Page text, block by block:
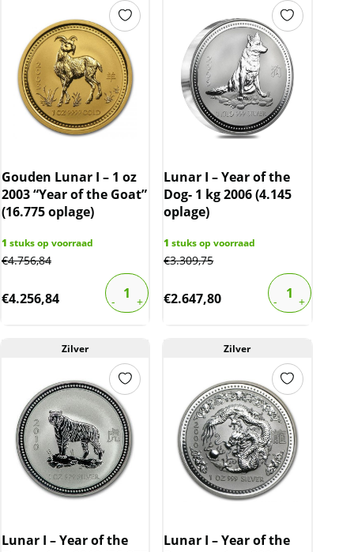
Gouden Lunar I – 1 oz
2003 “Year of the Goat”
(16.775 oplage)
1 stuks op voorraad
€4.756,84
€4.256,84
Lunar I – Year of the
Dog- 1 kg 2006 (4.145
oplage)
1 stuks op voorraad
€3.309,75
€2.647,80
Zilver
Lunar I – Year of the
Zilver
Lunar I – Year of the